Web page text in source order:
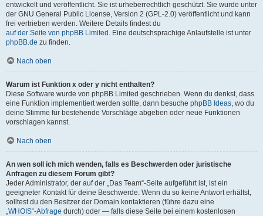
entwickelt und veröffentlicht. Sie ist urheberrechtlich geschützt. Sie wurde unter
der GNU General Public License, Version 2 (GPL-2.0) veröffentlicht und kann
frei vertrieben werden. Weitere Details findest du
auf der Seite von phpBB Limited . Eine deutschsprachige Anlaufstelle ist unter
phpBB.de zu finden.
Nach oben
Warum ist Funktion x oder y nicht enthalten?
Diese Software wurde von phpBB Limited geschrieben. Wenn du denkst, dass
eine Funktion implementiert werden sollte, dann besuche phpBB Ideas, wo du
deine Stimme für bestehende Vorschläge abgeben oder neue Funktionen
vorschlagen kannst.
Nach oben
An wen soll ich mich wenden, falls es Beschwerden oder juristische
Anfragen zu diesem Forum gibt?
Jeder Administrator, der auf der „Das Team“-Seite aufgeführt ist, ist ein
geeigneter Kontakt für deine Beschwerde. Wenn du so keine Antwort erhältst,
solltest du den Besitzer der Domain kontaktieren (führe dazu eine
„WHOIS“-Abfrage durch) oder — falls diese Seite bei einem kostenlosen